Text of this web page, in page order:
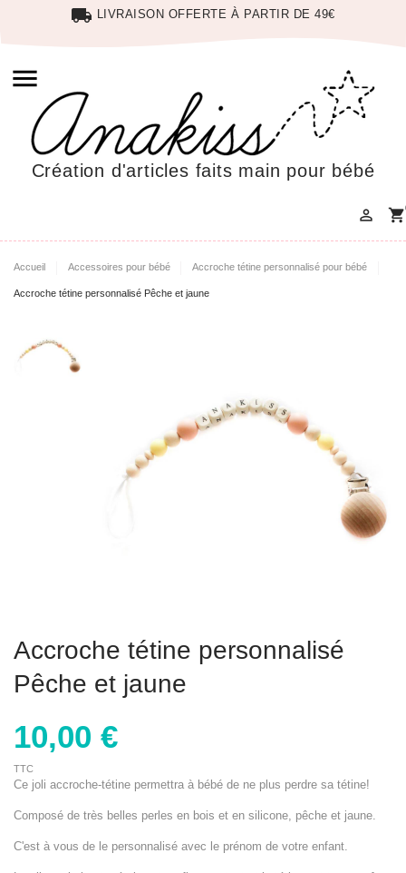
local_shipping LIVRAISON OFFERTE À PARTIR DE 49€

Création d'articles faits main pour bébé
 shopping_cart
Accueil Accessoires pour bébé Accroche tétine personnalisé pour bébé
Accroche tétine personnalisé Pêche et jaune
Accroche tétine personnalisé
Pêche et jaune
10,00 €
TTC
Ce joli accroche-tétine permettra à bébé de ne plus perdre sa tétine!
Composé de très belles perles en bois et en silicone, pêche et jaune.
C'est à vous de le personnalisé avec le prénom de votre enfant.